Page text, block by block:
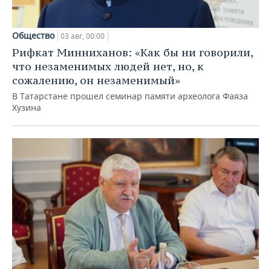
Общество 03 авг, 00:00
Рифкат Минниханов: «Как бы ни говорили,
что незаменимых людей нет, но, к
сожалению, он незаменимый»
В Татарстане прошел семинар памяти археолога Фаяза
Хузина